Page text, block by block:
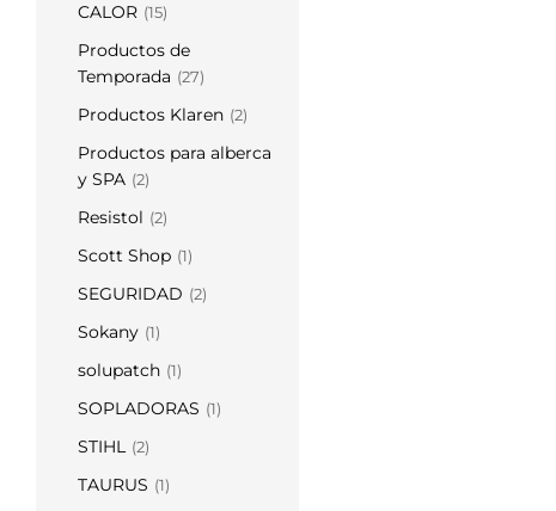
CALOR (15)
Productos de
Temporada (27)
Productos Klaren (2)
Productos para alberca
y SPA (2)
Resistol (2)
Scott Shop (1)
SEGURIDAD (2)
Sokany (1)
solupatch (1)
SOPLADORAS (1)
STIHL (2)
TAURUS (1)